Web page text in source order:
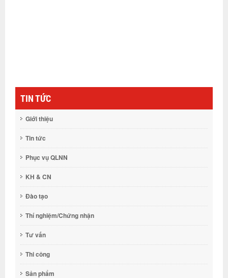
TIN TỨC
Giới thiệu
Tin tức
Phục vụ QLNN
KH & CN
Đào tạo
Thí nghiệm/Chứng nhận
Tư vấn
Thi công
Sản phẩm